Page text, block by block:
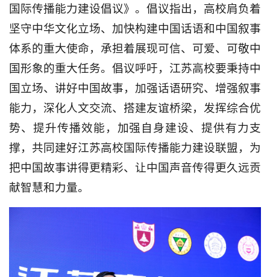
国际传播能力建设倡议》。倡议指出，高校肩负着
坚守中华文化立场、加快构建中国话语和中国叙事
体系的重大使命，承担着展现可信、可爱、可敬中
国形象的重大任务。倡议呼吁，江苏高校要秉持中
国立场、讲好中国故事，加强话语研究、增强叙事
能力，深化人文交流、搭建友谊桥梁，发挥综合优
势、提升传播效能，加强自身建设、提供有力支
撑，共同建好江苏高校国际传播能力建设联盟，为
把中国故事讲得更精彩、让中国声音传得更久远贡
献智慧和力量。